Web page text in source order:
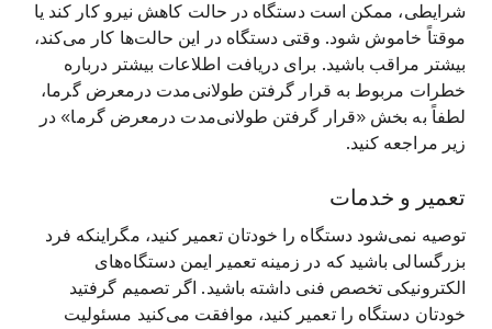
شرایطی، ممکن است دستگاه در حالت کاهش نیرو کار کند یا
موقتاً خاموش شود. وقتی دستگاه در این حالت‌ها کار می‌کند،
بیشتر مراقب باشید. برای دریافت اطلاعات بیشتر درباره
خطرات مربوط به قرار گرفتن طولانی‌مدت درمعرض گرما،
لطفاً به بخش «قرار گرفتن طولانی‌مدت درمعرض گرما» در
زیر مراجعه کنید.
تعمیر و خدمات
توصیه نمی‌شود دستگاه را خودتان تعمیر کنید، مگراینکه فرد
بزرگسالی باشید که در زمینه تعمیر ایمن دستگاه‌های
الکترونیکی تخصص فنی داشته باشید. اگر تصمیم گرفتید
خودتان دستگاه را تعمیر کنید، موافقت می‌کنید مسئولیت